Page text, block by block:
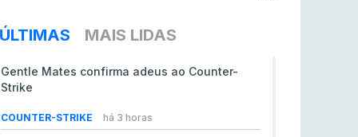
ÚLTIMAS MAIS LIDAS
Gentle Mates confirma adeus ao Counter-
Strike
COUNTER-STRIKE há 3 horas